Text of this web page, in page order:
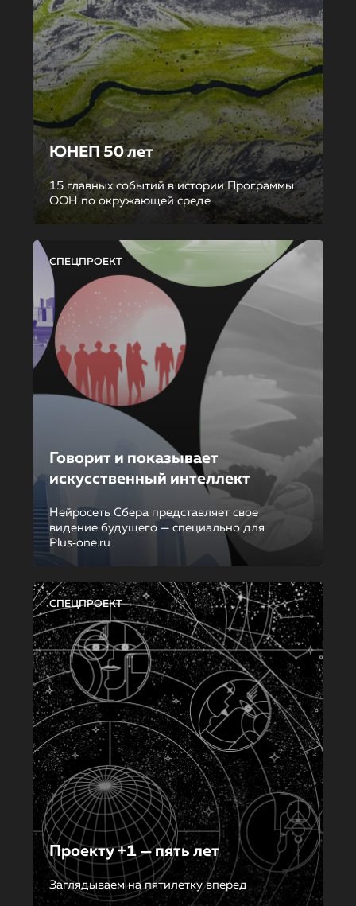
ЮНЕП 50 лет
15 главных событий в истории Программы
ООН по окружающей среде
СПЕЦПРОЕКТ
Говорит и показывает
искусственный интеллект
Нейросеть Сбера представляет свое
видение будущего — специально для
Plus‑one.ru
СПЕЦПРОЕКТ
Проекту +1 — пять лет
Заглядываем на пятилетку вперед